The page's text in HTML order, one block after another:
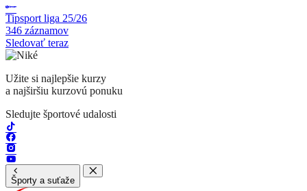
Tipsport liga 25/26
346 záznamov
Sledovať teraz
Užite si najlepšie kurzy
a najširšiu kurzovú ponuku
Sledujte športové udalosti
Športy a suťaže